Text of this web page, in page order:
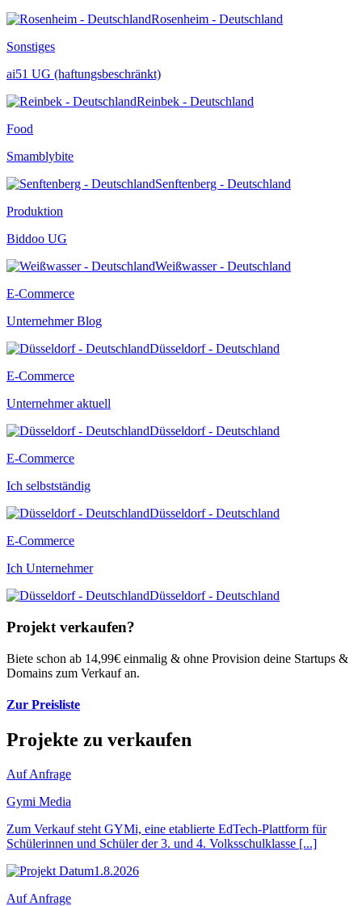
Rosenheim - Deutschland
Sonstiges
ai51 UG (haftungsbeschränkt)
Reinbek - Deutschland
Food
Smamblybite
Senftenberg - Deutschland
Produktion
Biddoo UG
Weißwasser - Deutschland
E-Commerce
Unternehmer Blog
Düsseldorf - Deutschland
E-Commerce
Unternehmer aktuell
Düsseldorf - Deutschland
E-Commerce
Ich selbstständig
Düsseldorf - Deutschland
E-Commerce
Ich Unternehmer
Düsseldorf - Deutschland
Projekt verkaufen?
Biete schon ab 14,99€ einmalig & ohne Provision deine Startups &
Domains zum Verkauf an.
Zur Preisliste
Projekte zu verkaufen
Auf Anfrage
Gymi Media
Zum Verkauf steht GYMi, eine etablierte EdTech-Plattform für
Schülerinnen und Schüler der 3. und 4. Volksschulklasse [...]
1.8.2026
Auf Anfrage